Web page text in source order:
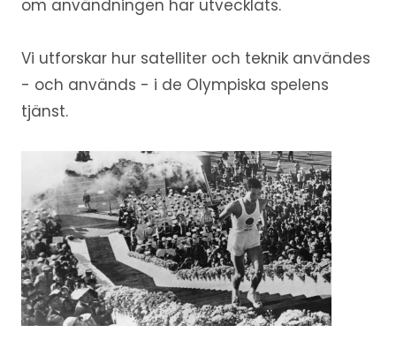
om användningen har utvecklats.
Vi utforskar hur satelliter och teknik användes
- och används - i de Olympiska spelens
tjänst.